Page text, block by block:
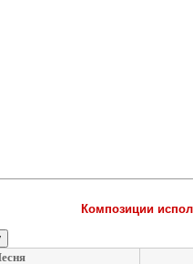
Композиции